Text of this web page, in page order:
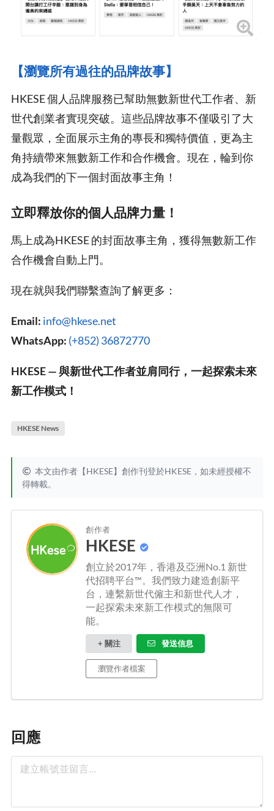
【瀏覽所有過往的品牌故事】
HKESE 個人品牌服務已幫助無數新世代工作者、新
世代創業者實現突破。這些品牌故事不僅吸引了大
量觀眾，全面展示主角的專長和獨特價值，更為主
角持續帶來無數新工作和合作機會。現在，輪到你
成為我們的下一個封面故事主角！
立即釋放你的個人品牌力量！
馬上成為HKESE 的封面故事主角，獲得無數新工作
合作機會自動上門。
現在就與我們聯繫查詢了解更多：
Email: info@hkese.net
WhatsApp: (+852) 36872770
HKESE — 與新世代工作者並肩同行，一起探索未來
新工作模式！
HKESE News
本文由作者【HKESE】創作刊登於HKESE，如未經授權不
得轉載。
創作者
HKESE
創立於2017年，香港及亞洲No.1 新世
代招聘平台™。我們致力建造創新平
台，連繫新世代僱主和新世代人才，
一起探索未來新工作模式的無限可
能。
+ 關注 發送信息
瀏覽作者檔案
回應